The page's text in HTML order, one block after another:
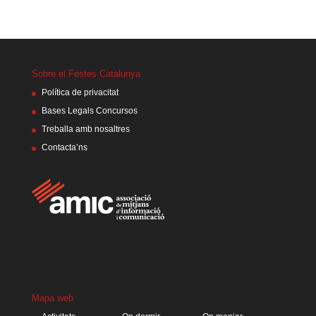
Sobre el Festes Catalunya
Política de privacitat
Bases Legals Concursos
Treballa amb nosaltres
Contacta’ns
Mapa web